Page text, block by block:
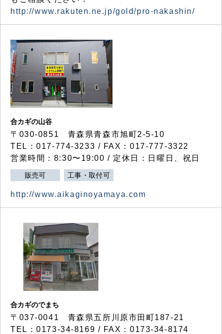
http://www.rakuten.ne.jp/gold/pro-nakashin/
合カギの山谷
〒030-0851 青森県青森市旭町2-5-10
TEL：017-774-3233 / FAX：017-777-3322
営業時間：8:30〜19:00 / 定休日：日曜日、祝日
販売可 工事・取付可
http://www.aikaginoyamaya.com
合カギのでまち
〒037-0041 青森県五所川原市田町187-21
TEL：0173-34-8169 / FAX：0173-34-8174